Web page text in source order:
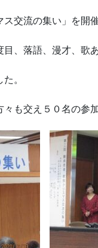
流の集い」を開催
落語、漫才、歌あ
。
交え５０名の参加